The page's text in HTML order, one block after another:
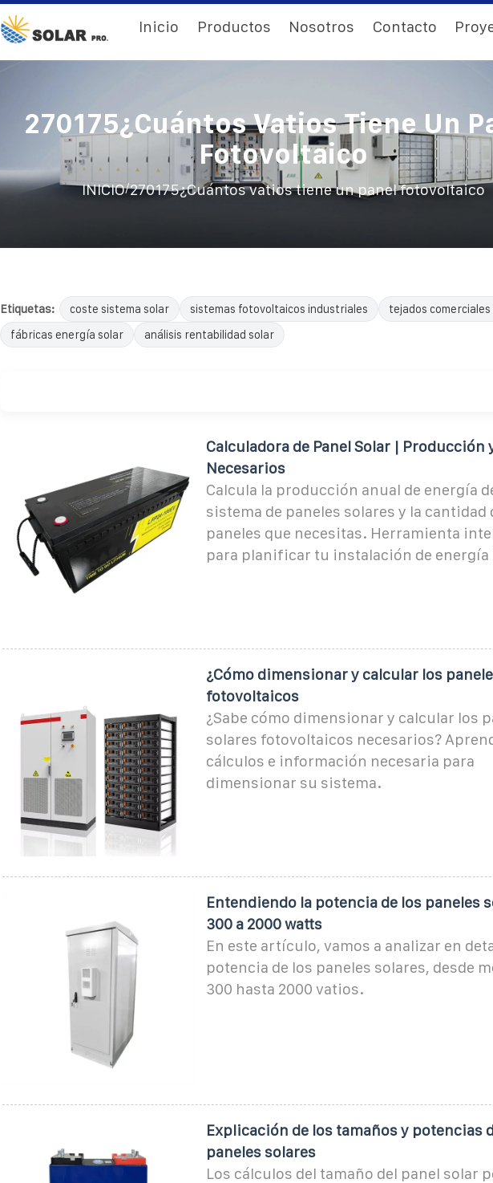
Inicio Productos Nosotros Contacto
270175¿Cuántos Vatios Tiene Un
Fotovoltaico
INICIO/270175¿Cuántos vatios tiene un panel fotovoltaico
Etiquetas: coste sistema solar sistemas fotovoltaicos industriales
tejados comerciales
fábricas energía solar
análisis rentabilidad solar
Calculadora de Panel Solar | Producción
Necesarios
Calcula la producción anual de energía
sistema de paneles solares y la cantidad
paneles que necesitas. Herramienta
para planificar tu instalación de
¿Cómo dimensionar y calcular los
fotovoltaicos
¿Sabe cómo dimensionar y calcular los
solares fotovoltaicos necesarios?
cálculos e información necesaria para
dimensionar su sistema.
Entendiendo la potencia de los paneles
300 a 2000 watts
En este artículo, vamos a analizar en
potencia de los paneles solares, desde
300 hasta 2000 vatios.
Explicación de los tamaños y potencias
paneles solares
Los cálculos del tamaño del panel solar